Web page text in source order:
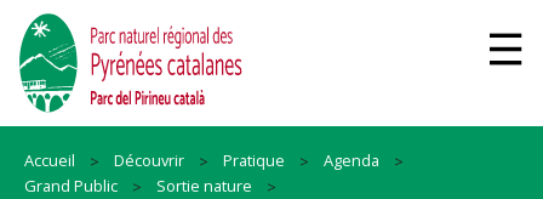
Accueil Découvrir Pratique
Agenda
Grand Public
Sortie nature